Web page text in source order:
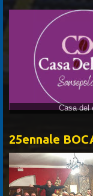
Casa del
25ennale